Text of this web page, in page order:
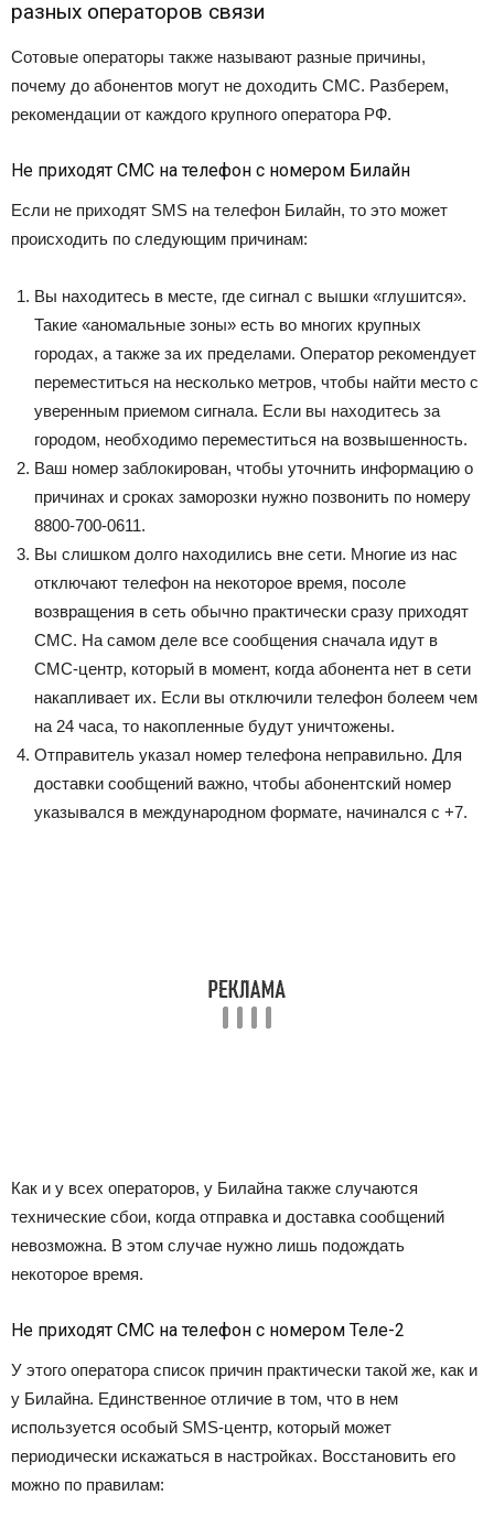
разных операторов связи
Сотовые операторы также называют разные причины,
почему до абонентов могут не доходить СМС. Разберем,
рекомендации от каждого крупного оператора РФ.
Не приходят СМС на телефон с номером Билайн
Если не приходят SMS на телефон Билайн, то это может
происходить по следующим причинам:
Вы находитесь в месте, где сигнал с вышки «глушится».
Такие «аномальные зоны» есть во многих крупных
городах, а также за их пределами. Оператор рекомендует
переместиться на несколько метров, чтобы найти место с
уверенным приемом сигнала. Если вы находитесь за
городом, необходимо переместиться на возвышенность.
Ваш номер заблокирован, чтобы уточнить информацию о
причинах и сроках заморозки нужно позвонить по номеру
8800-700-0611.
Вы слишком долго находились вне сети. Многие из нас
отключают телефон на некоторое время, посоле
возвращения в сеть обычно практически сразу приходят
СМС. На самом деле все сообщения сначала идут в
СМС-центр, который в момент, когда абонента нет в сети
накапливает их. Если вы отключили телефон болеем чем
на 24 часа, то накопленные будут уничтожены.
Отправитель указал номер телефона неправильно. Для
доставки сообщений важно, чтобы абонентский номер
указывался в международном формате, начинался с +7.
Как и у всех операторов, у Билайна также случаются
технические сбои, когда отправка и доставка сообщений
невозможна. В этом случае нужно лишь подождать
некоторое время.
Не приходят СМС на телефон с номером Теле-2
У этого оператора список причин практически такой же, как и
у Билайна. Единственное отличие в том, что в нем
используется особый SMS-центр, который может
периодически искажаться в настройках. Восстановить его
можно по правилам: